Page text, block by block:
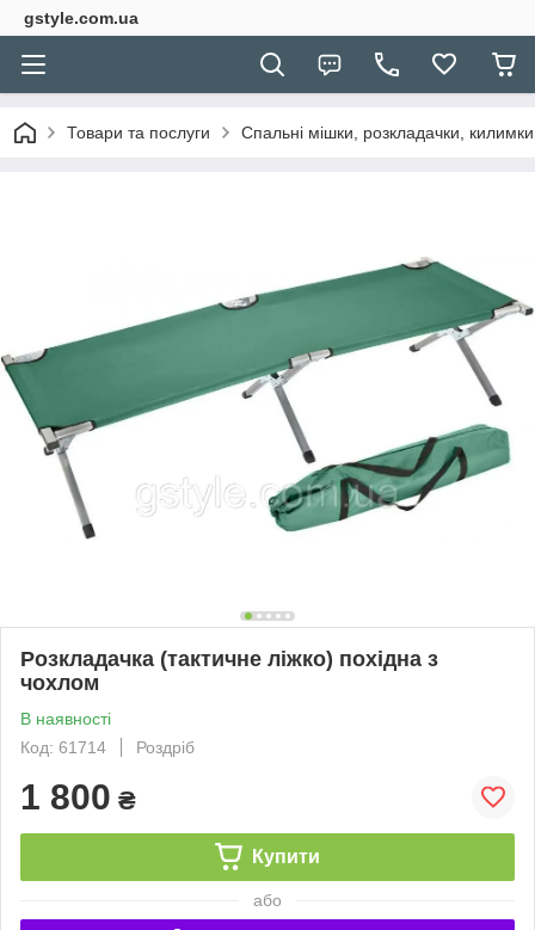
gstyle.com.ua
Товари та послуги Спальні мішки, розкладачки,
Розкладачка (тактичне ліжко) похідна з
чохлом
В наявності
Код: 61714
Роздріб
1 800 ₴
Купити
або